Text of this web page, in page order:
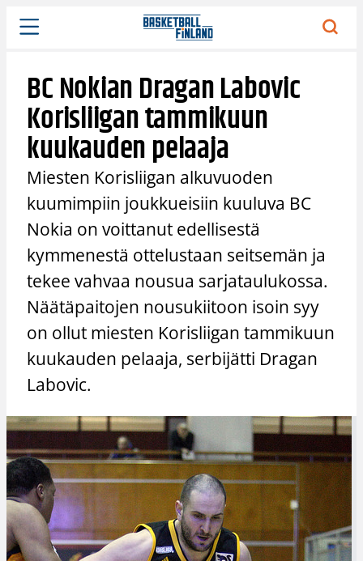
Siirry
sisältöön
BC Nokian Dragan Labovic
Korisliigan tammikuun
kuukauden pelaaja
Miesten Korisliigan alkuvuoden
kuumimpiin joukkueisiin kuuluva BC
Nokia on voittanut edellisestä
kymmenestä ottelustaan seitsemän ja
tekee vahvaa nousua sarjataulukossa.
Näätäpaitojen nousukiitoon isoin syy
on ollut miesten Korisliigan tammikuun
kuukauden pelaaja, serbijätti Dragan
Labovic.